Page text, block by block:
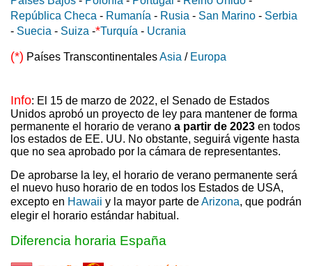
República Checa - Rumanía - Rusia - San Marino - Serbia
- Suecia - Suiza -*Turquía - Ucrania
(*) Países TranscontinentalesAsia / Europa
Info: El 15 de marzo de 2022, el Senado de Estados
Unidos aprobó un proyecto de ley para mantener de forma
permanente el horario de verano a partir de 2023 en todos
los estados de EE. UU. No obstante, seguirá vigente hasta
que no sea aprobado por la cámara de representantes.
De aprobarse la ley, el horario de verano permanente será
el nuevo huso horario de en todos los Estados de USA,
excepto en Hawaii y la mayor parte deArizona, que podrán
elegir el horario estándar habitual.
Diferencia horaria España